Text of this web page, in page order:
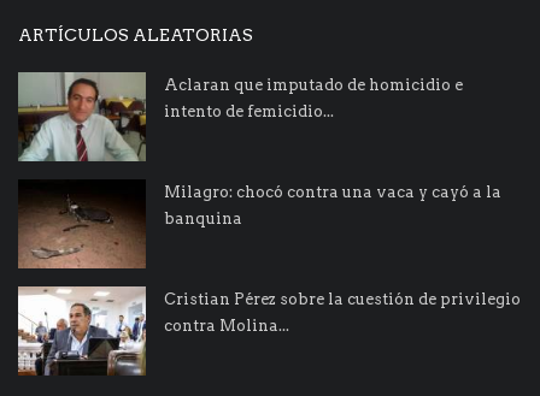
ARTÍCULOS ALEATORIAS
Aclaran que imputado de homicidio e
intento de femicidio...
Milagro: chocó contra una vaca y cayó a la
banquina
Cristian Pérez sobre la cuestión de privilegio
contra Molina...